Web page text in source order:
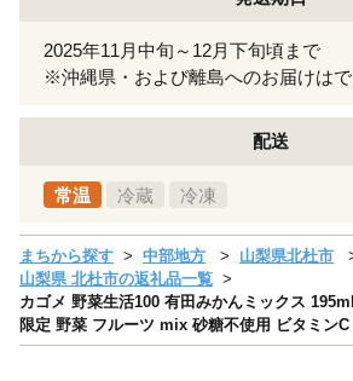
2025年11月中旬～12月下旬頃まで
※沖縄県・および離島へのお届けはで
配送
常温 冷蔵 冷凍
まちから探す 中部地方
山梨県北杜市
山梨県 北杜市の返礼品一覧
カゴメ 野菜生活100 有田みかんミックス
限定 野菜 フルーツ mix 砂糖不使用 ビタミン